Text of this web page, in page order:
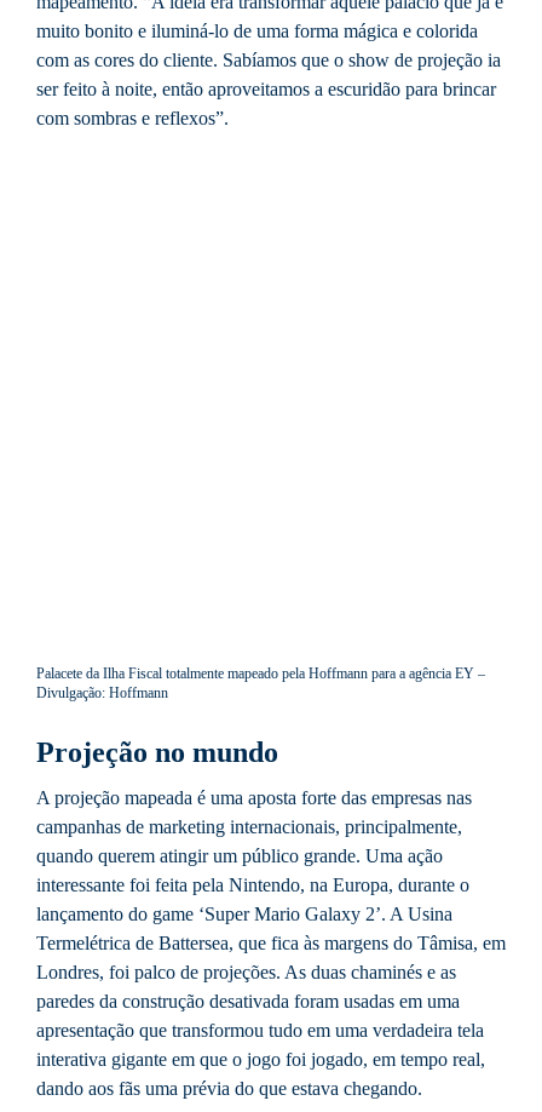
muito bonito e iluminá-lo de uma forma mágica e colorida
com as cores do cliente. Sabíamos que o show de projeção ia
ser feito à noite, então aproveitamos a escuridão para brincar
com sombras e reflexos”.
Palacete da Ilha Fiscal totalmente mapeado pela Hoffmann para a agência EY –
Divulgação: Hoffmann
Projeção no mundo
A projeção mapeada é uma aposta forte das empresas nas
campanhas de marketing internacionais, principalmente,
quando querem atingir um público grande. Uma ação
interessante foi feita pela Nintendo, na Europa, durante o
lançamento do game ‘Super Mario Galaxy 2’. A Usina
Termelétrica de Battersea, que fica às margens do Tâmisa, em
Londres, foi palco de projeções. As duas chaminés e as
paredes da construção desativada foram usadas em uma
apresentação que transformou tudo em uma verdadeira tela
interativa gigante em que o jogo foi jogado, em tempo real,
dando aos fãs uma prévia do que estava chegando.